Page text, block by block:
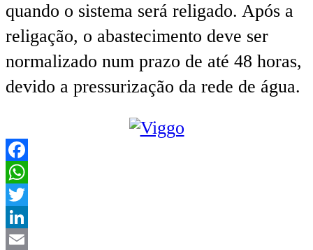
quando o sistema será religado. Após a
religação, o abastecimento deve ser
normalizado num prazo de até 48 horas,
devido a pressurização da rede de água.
Facebook
WhatsApp
Twitter
LinkedIn